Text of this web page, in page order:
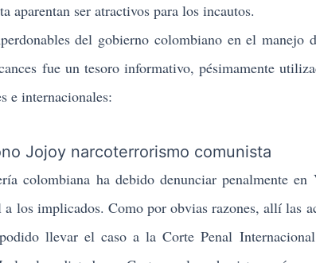
aparentan ser atractivos para los incautos.
del gobierno colombiano en el manejo
fue un tesoro informativo, pésimamente
e internacionales:
colombiana ha debido denunciar penalmente en
los implicados. Como por obvias razones, allí las
llevar el caso a la Corte Penal